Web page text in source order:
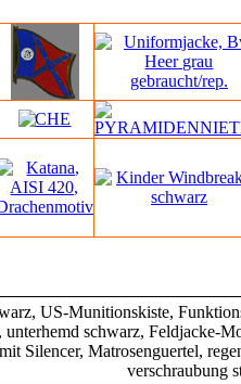
US-Munitionskiste,
unterhemd schwarz, Feldjacke-
Silencer, Matrosenguertel,
verschraubung